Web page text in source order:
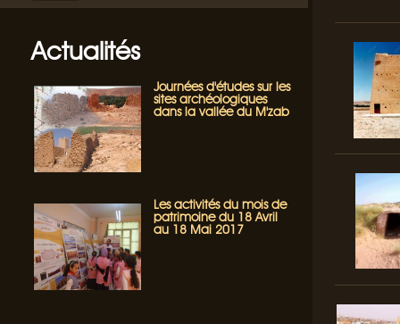
Actualités
Journées d'études sur les
sites archéologiques
dans la vallée du M'zab
Les activités du mois de
patrimoine du 18 Avril
au 18 Mai 2017